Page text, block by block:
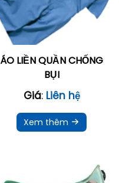
ÁO LIỀN QUẦN CHỐNG
BỤI
Giá: Liên hệ
Xem thêm